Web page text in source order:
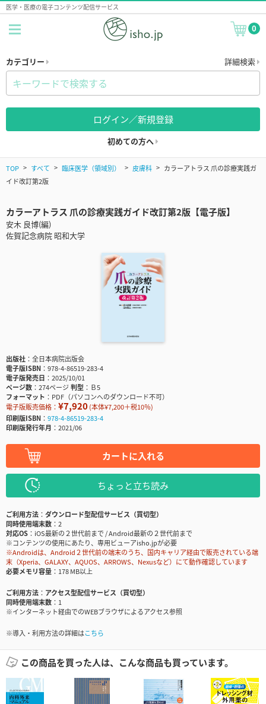
医学・医療の電子コンテンツ配信サービス
0
カテゴリー 詳細検索
ログイン／新規登録
初めての方へ
TOP すべて 臨床医学（領域別） 皮膚科
カラーアトラス 爪の診療実践ガ
イド改訂第2版
カラーアトラス 爪の診療実践ガイド改訂第2版【電子版】
安木 良博(編)
佐賀記念病院 昭和大学
出版社
全日本病院出版会
電子版ISBN
978-4-86519-283-4
電子版発売日
2025/10/01
ページ数
274ページ判型
Ｂ5
フォーマット
PDF（パソコンへのダウンロード不可）
電子版販売価格： ¥7,920(本体¥7,200＋税10％)
印刷版ISBN
978-4-86519-283-4
印刷版発行年月
2021/06
カートに入れる
ちょっと立ち読み
ご利用方法
ダウンロード型配信サービス（買切型）
同時使用端末数
2
対応OS
iOS最新の２世代前まで / Android最新の２世代前まで
※コンテンツの使用にあたり、専用ビューアisho.jpが必要
※Androidは、Android２世代前の端末のうち、国内キャリア経由で販売されている端
末（Xperia、GALAXY、AQUOS、ARROWS、Nexusなど）にて動作確認しています
必要メモリ容量
178 MB以上
ご利用方法
アクセス型配信サービス（買切型）
同時使用端末数
1
※インターネット経由でのWEBブラウザによるアクセス参照
※導入・利用方法の詳細はこちら
この商品を買った人は、こんな商品も買っています。